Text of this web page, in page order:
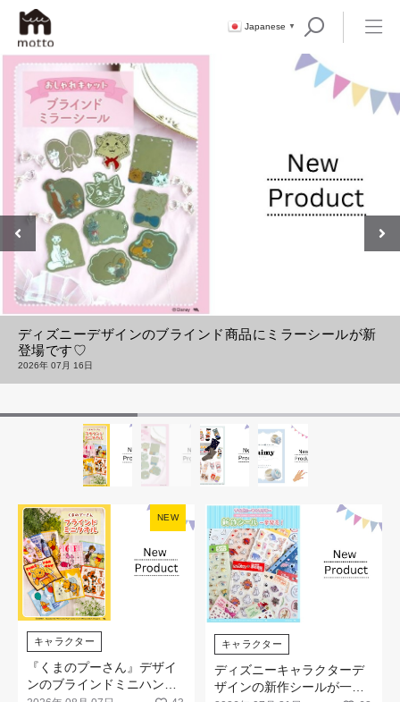
Japanese ▼
ディズニーデザインのブラインド商品にミラーシールが新
登場です♡
2026年 07月 16日
NEW
キャラクター
『くまのプーさん』デザイ
ンのブラインドミニハンド
キャラクター
ディズニーキャラクターデ
ザインの新作シールが一挙